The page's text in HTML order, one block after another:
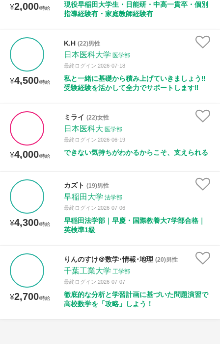
¥2,000/時給
現役早稲田大学生・日能研・中高一貫卒・個別
指導経験有・家庭教師経験有
¥4,500/時給
K.H (22)男性
日本医科大学 医学部
最終ログイン:2026-07-18
私と一緒に基礎から積み上げていきましょう‼️
受験経験を活かして全力でサポートします‼️
¥4,000/時給
ミライ (22)女性
日本医科大 医学部
最終ログイン:2026-06-19
できない気持ちがわかるからこそ、支えられる
¥4,300/時給
カズト (19)男性
早稲田大学 法学部
最終ログイン:2026-07-06
早稲田法学部｜早慶・国際教養大7学部合格｜
英検準1級
¥2,700/時給
りんのすけ＠数学･情報･地理 (20)男性
千葉工業大学 工学部
最終ログイン:2026-07-07
徹底的な分析と学習計画に基づいた問題演習で
高校数学を「攻略」しよう！